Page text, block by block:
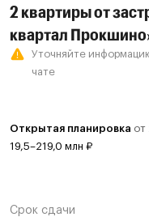
2 квартиры от
квартал
Уточняйте
чате
Открытая планировка от
19,5–219,0 млн ₽
Срок сдачи